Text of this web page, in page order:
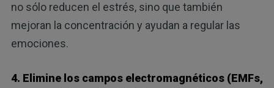
no sólo reducen el estrés, sino que también
mejoran la concentración y ayudan a regular las
emociones.
4. Elimine los campos electromagnéticos (EMFs,